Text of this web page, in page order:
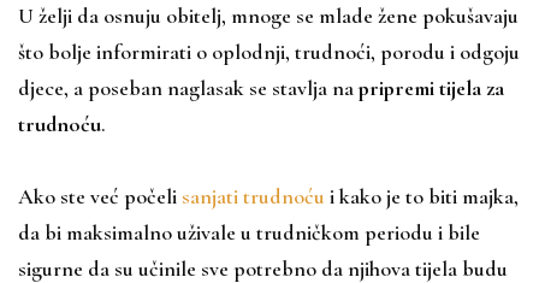
U želji da osnuju obitelj, mnoge se mlade žene pokušavaju
što bolje informirati o oplodnji, trudnoći, porodu i odgoju
djece, a poseban naglasak se stavlja napripremi tijela za
trudnoću.
Ako ste već počeli sanjati trudnoću i kako je to biti majka,
da bi maksimalno uživale u trudničkom periodu i bile
sigurne da su učinile sve potrebno da njihova tijela budu